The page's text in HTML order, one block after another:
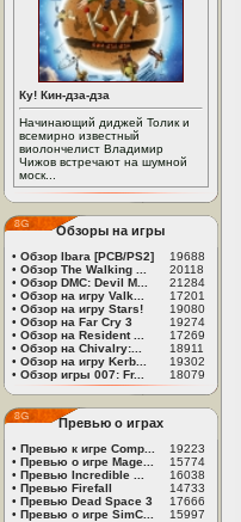
Ку! Кин-дза-дза
Начинающий диджей Толик и
всемирно известный
виолончелист Владимир
Чижов встречают на шумной
моск...
Обзоры на игры
• Обзор Ibara [PCB/PS2]
19688
• Обзор The Walking ...
20118
• Обзор DMC: Devil M...
21284
• Обзор на игру Valk...
17201
• Обзор на игру Stars!
19080
• Обзор на Far Cry 3
19274
• Обзор на Resident ...
17269
• Обзор на Chivalry:...
18911
• Обзор на игру Kerb...
19302
• Обзор игры 007: Fr... 18079
Превью о играх
• Превью к игре Comp...
19223
• Превью о игре Mage...
15774
• Превью Incredible ...
16038
• Превью Firefall
14733
• Превью Dead Space 3
17666
• Превью о игре SimC...
15997